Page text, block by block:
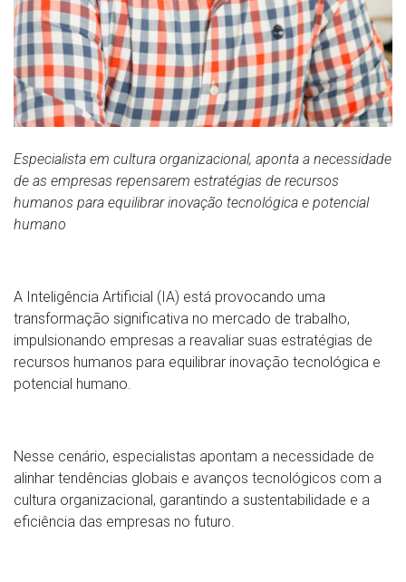
Especialista em cultura organizacional, aponta a necessidade
de as empresas repensarem estratégias de recursos
humanos para equilibrar inovação tecnológica e potencial
humano
A Inteligência Artificial (IA) está provocando uma
transformação significativa no mercado de trabalho,
impulsionando empresas a reavaliar suas estratégias de
recursos humanos para equilibrar inovação tecnológica e
potencial humano.
Nesse cenário, especialistas apontam a necessidade de
alinhar tendências globais e avanços tecnológicos com a
cultura organizacional, garantindo a sustentabilidade e a
eficiência das empresas no futuro.